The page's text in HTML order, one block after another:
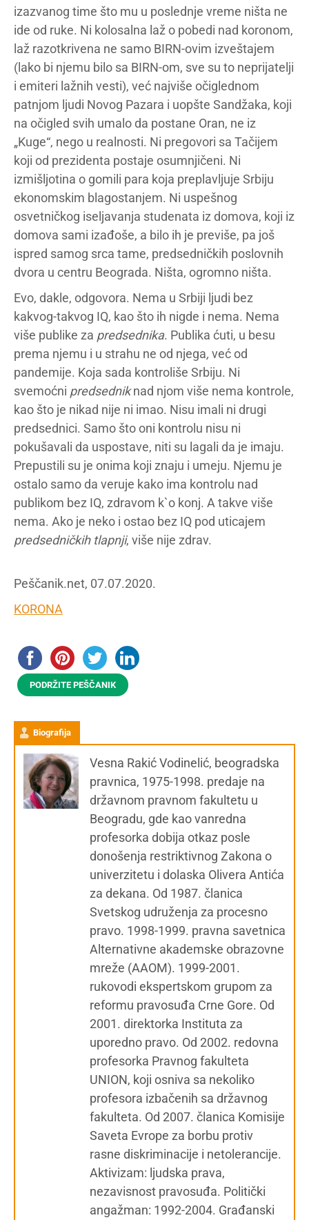
izazvanog time što mu u poslednje vreme ništa ne
ide od ruke. Ni kolosalna laž o pobedi nad koronom,
laž razotkrivena ne samo BIRN-ovim izveštajem
(lako bi njemu bilo sa BIRN-om, sve su to neprijatelji
i emiteri lažnih vesti), već najviše očiglednom
patnjom ljudi Novog Pazara i uopšte Sandžaka, koji
na očigled svih umalo da postane Oran, ne iz
„Kuge“, nego u realnosti. Ni pregovori sa Tačijem
koji od prezidenta postaje osumnjičeni. Ni
izmišljotina o gomili para koja preplavljuje Srbiju
ekonomskim blagostanjem. Ni uspešnog
osvetničkog iseljavanja studenata iz domova, koji iz
domova sami izađoše, a bilo ih je previše, pa još
ispred samog srca tame, predsedničkih poslovnih
dvora u centru Beograda. Ništa, ogromno ništa.
Evo, dakle, odgovora. Nema u Srbiji ljudi bez
kakvog-takvog IQ, kao što ih nigde i nema. Nema
više publike za predsednika. Publika ćuti, u besu
prema njemu i u strahu ne od njega, već od
pandemije. Koja sada kontroliše Srbiju. Ni
svemoćni predsedniknad njom više nema kontrole,
kao što je nikad nije ni imao. Nisu imali ni drugi
predsednici. Samo što oni kontrolu nisu ni
pokušavali da uspostave, niti su lagali da je imaju.
Prepustili su je onima koji znaju i umeju. Njemu je
ostalo samo da veruje kako ima kontrolu nad
publikom bez IQ, zdravom k`o konj. A takve više
nema. Ako je neko i ostao bez IQ pod uticajem
predsedničkih tlapnji, više nije zdrav.
Peščanik.net, 07.07.2020.
KORONA
PODRŽITE PEŠČANIK
Biografija
Vesna Rakić Vodinelić, beogradska
pravnica, 1975-1998. predaje na
državnom pravnom fakultetu u
Beogradu, gde kao vanredna
profesorka dobija otkaz posle
donošenja restriktivnog Zakona o
univerzitetu i dolaska Olivera Antića
za dekana. Od 1987. članica
Svetskog udruženja za procesno
pravo. 1998-1999. pravna savetnica
Alternativne akademske obrazovne
mreže (AAOM). 1999-2001.
rukovodi ekspertskom grupom za
reformu pravosuđa Crne Gore. Od
2001. direktorka Instituta za
uporedno pravo. Od 2002. redovna
profesorka Pravnog fakulteta
UNION, koji osniva sa nekoliko
profesora izbačenih sa državnog
fakulteta. Od 2007. članica Komisije
Saveta Evrope za borbu protiv
rasne diskriminacije i netolerancije.
Aktivizam: ljudska prava,
nezavisnost pravosuđa. Politički
angažman: 1992-2004. Građanski